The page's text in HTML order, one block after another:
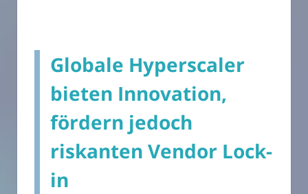
Globale Hyperscaler
bieten Innovation,
fördern jedoch
riskanten Vendor Lock-
in